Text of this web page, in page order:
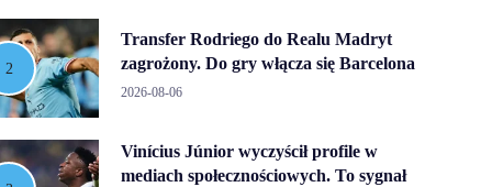
Transfer Rodriego do Realu Madryt
zagrożony. Do gry włącza się Barcelona
2026-08-06
Vinícius Júnior wyczyścił profile w
mediach społecznościowych. To sygnał